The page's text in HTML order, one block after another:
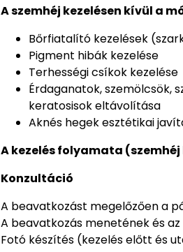
A szemhéj kezelésen kívül a
Bőrfiatalító kezelések
Pigment hibák kezelése
Terhességi csíkok kezelése
Érdaganatok, szemölcsök,
keratosisok eltávolítása
Aknés hegek esztétikai
A kezelés folyamata (szemhéj
Konzultáció
A beavatkozást megelőzően a
A beavatkozás menetének és
Fotó készítés (kezelés előtt és